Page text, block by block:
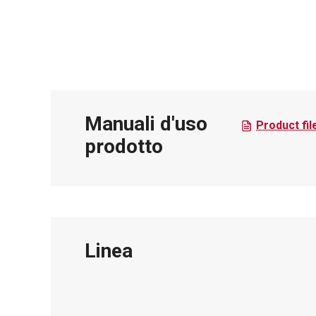
Manuali d'uso
prodotto
Product
Linea